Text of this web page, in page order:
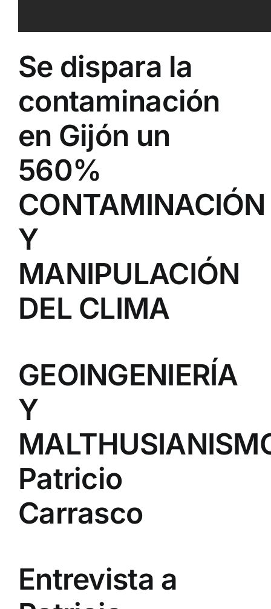
Se dispara la
contaminación
en Gijón un
560%
CONTAMINACIÓN
Y
MANIPULACIÓN
DEL CLIMA
GEOINGENIERÍA
Y
Patricio
Carrasco
Entrevista a